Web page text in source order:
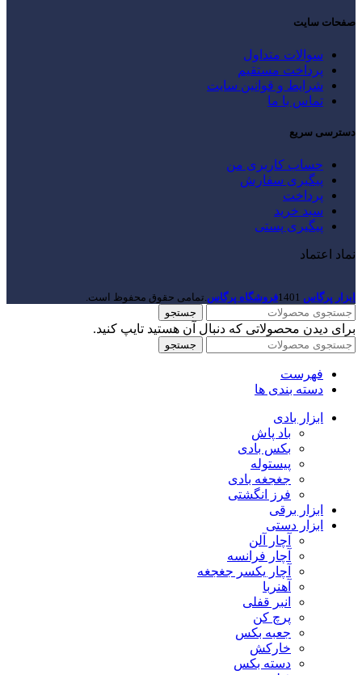
صفحات سایت
سوالات متداول
پرداخت مستقیم
شرایط و قوانین سایت
تماس با ما
دسترسی سریع
حساب کاربری من
پیگیری سفارش
پرداخت
سبد خرید
پیگیری پستی
نماد اعتماد
ابزار پرگاس 1401فروشگاه پرگاس.تمامی حقوق محفوظ است.
جستجو
برای دیدن محصولاتی که دنبال آن هستید تایپ کنید.
جستجو
فهرست
دسته بندی ها
ابزار بادی
باد پاش
بکس بادی
پیستوله
جغجغه بادی
فرز انگشتی
ابزار برقی
ابزار دستی
آچار آلن
آچار فرانسه
آچار یکسر جغجغه
آهنربا
انبر قفلی
پرچ کن
جعبه بکس
خارکش
دسته بکس